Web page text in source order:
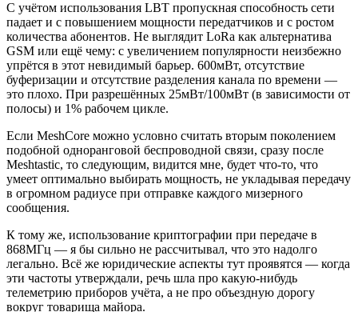
С учётом использования LBT пропускная способность сети
падает и с повышением мощности передатчиков и с ростом
количества абонентов. Не выглядит LoRa как альтернатива
GSM или ещё чему: с увеличением популярности неизбежно
упрётся в этот невидимый барьер. 600мВт, отсутствие
буферизации и отсутствие разделения канала по времени —
это плохо. При разрешённых 25мВт/100мВт (в зависимости от
полосы) и 1% рабочем цикле.
Если MeshCore можно условно считать вторым поколением
подобной одноранговой беспроводной связи, сразу после
Meshtastic, то следующим, видится мне, будет что-то, что
умеет оптимально выбирать мощность, не укладывая передачу
в огромном радиусе при отправке каждого мизерного
сообщения.
К тому же, использование криптографии при передаче в
868МГц — я бы сильно не рассчитывал, что это надолго
легально. Всё же юридические аспекты тут проявятся — когда
эти частоты утверждали, речь шла про какую-нибудь
телеметрию приборов учёта, а не про объездную дорогу
вокруг товарища майора.